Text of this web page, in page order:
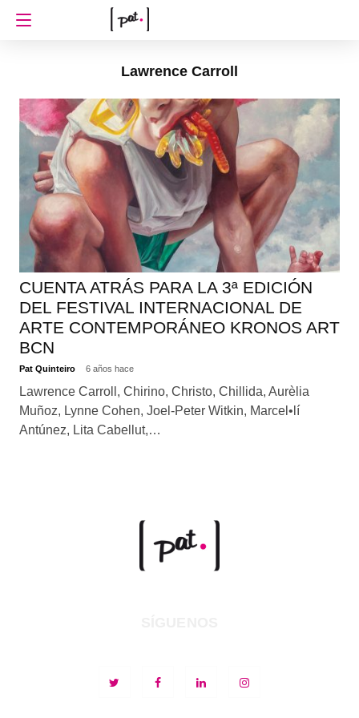
Lawrence Carroll
CUENTA ATRÁS PARA LA 3ª EDICIÓN
DEL FESTIVAL INTERNACIONAL DE
ARTE CONTEMPORÁNEO KRONOS ART
BCN
Pat Quinteiro 6 años hace
Lawrence Carroll, Chirino, Christo, Chillida, Aurèlia
Muñoz, Lynne Cohen, Joel-Peter Witkin, Marcel•lí
Antúnez, Lita Cabellut,…